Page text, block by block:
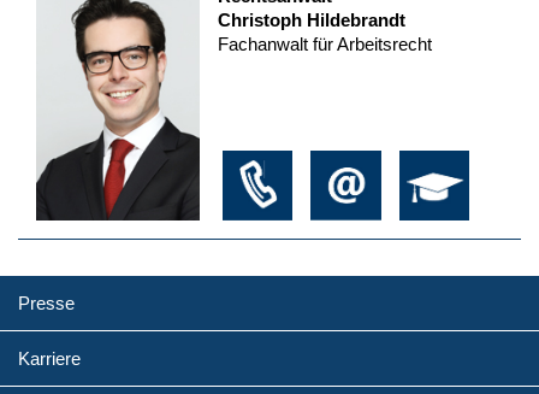
Christoph Hildebrandt
Fachanwalt für Arbeitsrecht
Presse
Karriere